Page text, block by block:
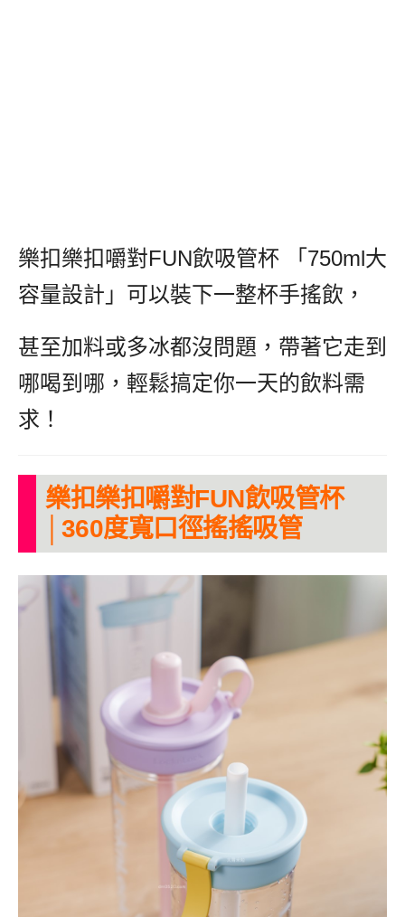
樂扣樂扣嚼對FUN飲吸管杯 「750ml大
容量設計」可以裝下一整杯手搖飲，
甚至加料或多冰都沒問題，帶著它走到
哪喝到哪，輕鬆搞定你一天的飲料需
求！
樂扣樂扣嚼對FUN飲吸管杯
│360度寬口徑搖搖吸管